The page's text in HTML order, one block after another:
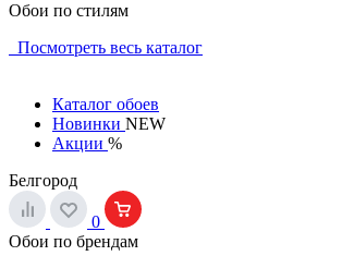
Обои по стилям
Посмотреть весь каталог
Каталог обоев
Новинки NEW
Акции %
Белгород
0
Обои по брендам